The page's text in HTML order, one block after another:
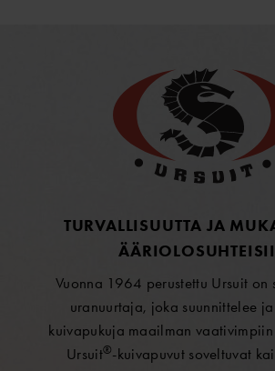
TURVALLISUUTTA JA
Vuonna 1964 perustettu Ursuit on
uranuurtaja, joka suunnittelee
kuivapukuja maailman
Ursuit®-kuivapuvut soveltuvat